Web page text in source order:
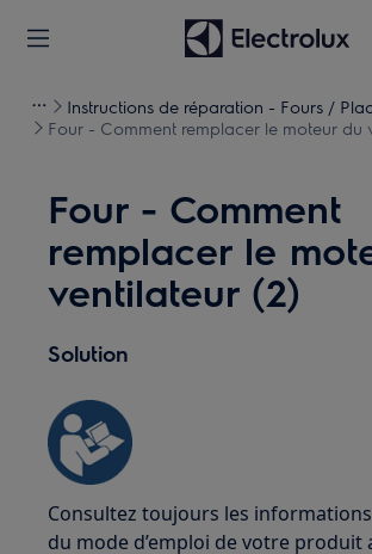
Instructions de réparation - Fours /
Four - Comment remplacer le moteur du
Four - Comment
remplacer le
ventilateur (2)
Solution
Consultez toujours les
du mode d’emploi de votre produit